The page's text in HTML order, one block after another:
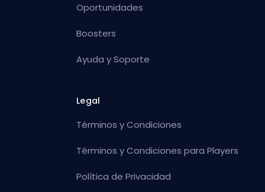
Oportunidades
Boosters
Ayuda y Soporte
Legal
Términos y Condiciones
Términos y Condiciones para Players
Política de Privacidad